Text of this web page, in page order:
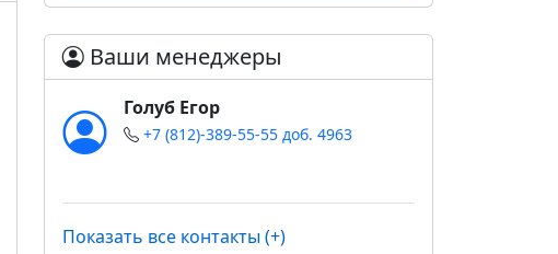
Ваши менеджеры
Голуб Егор
+7 (812)-389-55-55 доб. 4963
Показать все контакты (+)